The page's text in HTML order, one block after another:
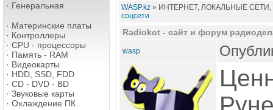
· Генеральная
· Материнские платы
· Контроллеры
· CPU - процессоры
· Память - RAM
· Видеокарты
· HDD, SSD, FDD
· CD - DVD - BD
· Звуковые карты
· Охлаждение ПК
WASP.kz » ИНТЕРНЕТ, ЛОКАЛЬНЫЕ
соцсети
Radiokot - сайт и форум
wasp